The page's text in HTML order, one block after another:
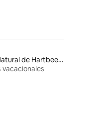
Reserva Natural de Hartbeespoort
vacacionales